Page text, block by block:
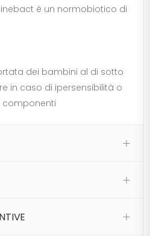
è un normobiotico di
dei bambini al di sotto
in caso di ipersensibilità o
componenti